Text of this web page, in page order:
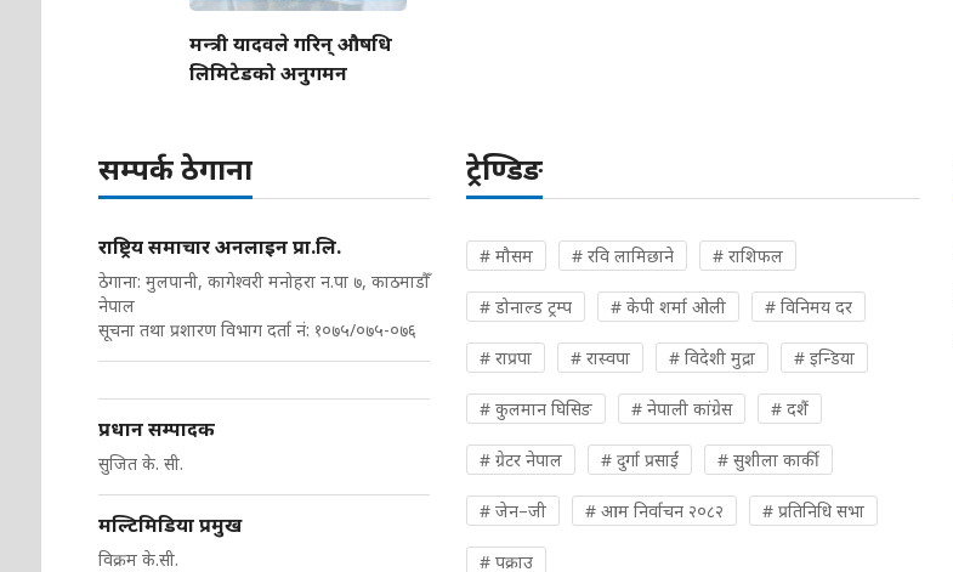
मन्त्री यादवले गरिन् औषधि
लिमिटेडको अनुगमन
सम्पर्क ठेगाना
राष्ट्रिय समाचार अनलाइन प्रा.लि.
ठेगाना: मुलपानी, कागेश्वरी मनोहरा न.पा ७, काठमाडौँ
नेपाल
सूचना तथा प्रशारण विभाग दर्ता नं: १०७५/०७५-०७६
प्रधान सम्पादक
सुजित के. सी.
मल्टिमिडिया प्रमुख
विक्रम के.सी.
ट्रेण्डिङ
# मौसम # रवि लामिछाने # राशिफल
# डोनाल्ड ट्रम्प # केपी शर्मा ओली # विनिमय दर
# राप्रपा # रास्वपा # विदेशी मुद्रा # इन्डिया
# कुलमान घिसिङ # नेपाली कांग्रेस # दशैं
# ग्रेटर नेपाल # दुर्गा प्रसाईं # सुशीला कार्की
# जेन–जी # आम निर्वाचन २०८२ # प्रतिनिधि सभा
# पक्राउ